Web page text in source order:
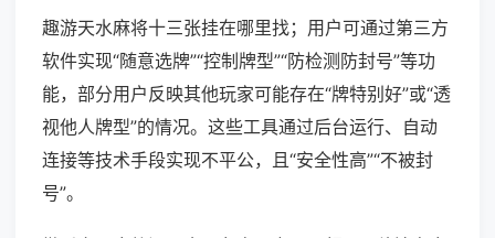
趣游天水麻将十三张挂在哪里找；用户可通过第三方
软件实现“随意选牌”“控制牌型”“防检测防封号”等功
能，部分用户反映其他玩家可能存在“牌特别好”或“透
视他人牌型”的情况。这些工具通过后台运行、自动
连接等技术手段实现不平公，且“安全性高”“不被封
号”。